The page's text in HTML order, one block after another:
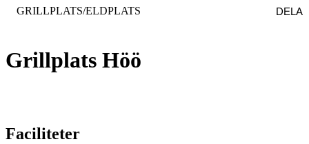
Grillplats Höö
KATEGORI:
GRILLPLATS/ELDPLATS DELA
Faciliteter